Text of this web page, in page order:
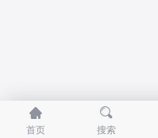

首页

搜索